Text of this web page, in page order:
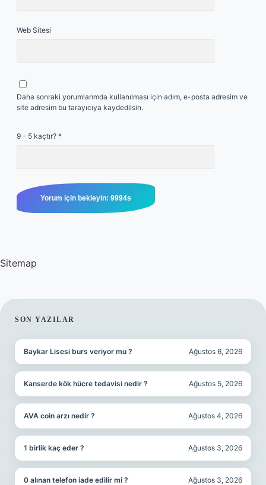
Web Sitesi
Daha sonraki yorumlarımda kullanılması için adım, e-posta adresim ve
site adresim bu tarayıcıya kaydedilsin.
9 - 5 kaçtır? *
Sitemap
SIDEBAR
SON YAZILAR
Baykar Lisesi burs veriyor mu ? Ağustos 6, 2026
Kanserde kök hücre tedavisi nedir ? Ağustos 5, 2026
AVA coin arzı nedir ? Ağustos 4, 2026
1 birlik kaç eder ? Ağustos 3, 2026
0 alınan telefon iade edilir mi ? Ağustos 3, 2026